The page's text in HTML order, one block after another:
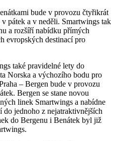
bude v provozu čtyřikrát
pátek a v neděli. Smartwings tak
a rozšíří nabídku přímých
evropských destinací pro
také pravidelné lety do
Norska a výchozího bodu pro
– Bergen bude v provozu
Bergen se stane novou
linek Smartwings a nabídne
do jednoho z nejatraktivnějších
do Bergenu i Benátek byl již